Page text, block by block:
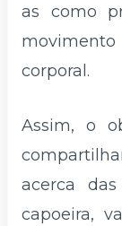
as como
corporal.
Assim, o
acerca
capoeira,